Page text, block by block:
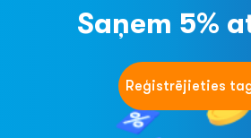
Saņem 5%
Reģistrējieties